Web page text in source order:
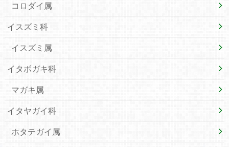
コロダイ属
イスズミ科
イスズミ属
イタボガキ科
マガキ属
イタヤガイ科
ホタテガイ属